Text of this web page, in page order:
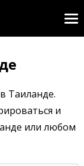
Таиланде.
и
или любом